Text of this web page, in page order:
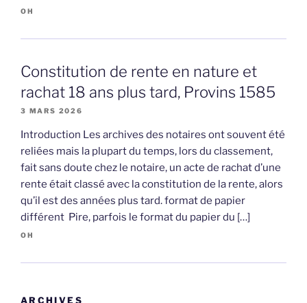
OH
Constitution de rente en nature et
rachat 18 ans plus tard, Provins 1585
3 MARS 2026
Introduction Les archives des notaires ont souvent été
reliées mais la plupart du temps, lors du classement,
fait sans doute chez le notaire, un acte de rachat d’une
rente était classé avec la constitution de la rente, alors
qu’il est des années plus tard. format de papier
différent Pire, parfois le format du papier du […]
OH
ARCHIVES